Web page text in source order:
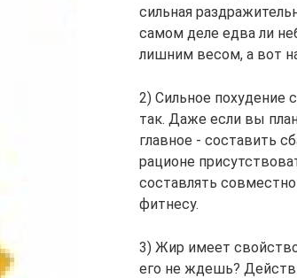
сильная
самом деле едва ли
лишним весом, а вот
2) Сильное похудение
так. Даже если вы
главное - составить
рационе
составлять
фитнесу.
3) Жир имеет свойство
его не ждешь?